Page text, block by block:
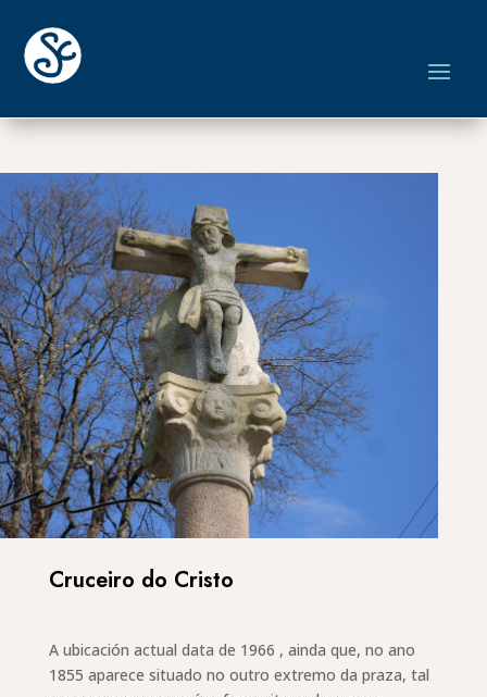
Cruceiro do Cristo
A ubicación actual data de 1966 , ainda que, no ano
1855 aparece situado no outro extremo da praza, tal